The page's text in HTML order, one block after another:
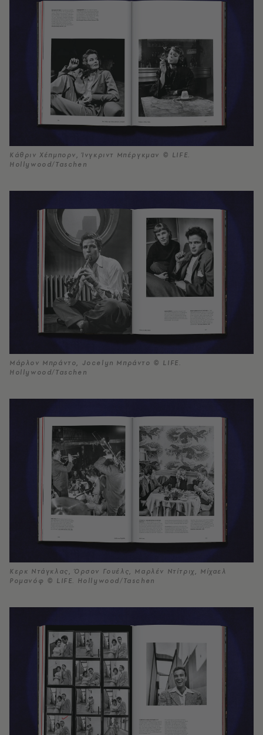
Κάθριν Χέπμπορν, Ίνγκριντ Μπέργκμαν © LIFE.
Hollywood/Taschen
Μάρλον Μπράντο, Jocelyn Μπράντο © LIFE.
Hollywood/Taschen
Κερκ Ντάγκλας, Όρσον Γουέλς, Μαρλέν Ντίτριχ, Μίχαελ
Ρομανόφ © LIFE. Hollywood/Taschen